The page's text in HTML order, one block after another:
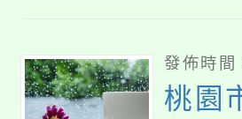
發佈時
桃園